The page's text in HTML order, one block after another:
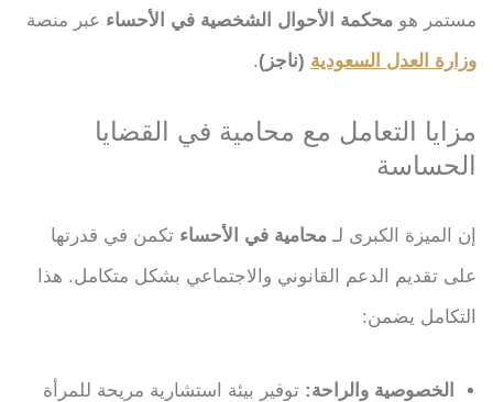
مستمر هو محكمة الأحوال الشخصية في الأحساء عبر منصة
وزارة العدل السعودية (ناجز).
مزايا التعامل مع محامية في القضايا
الحساسة
إن الميزة الكبرى لـ محامية في الأحساء تكمن في قدرتها
على تقديم الدعم القانوني والاجتماعي بشكل متكامل. هذا
التكامل يضمن:
الخصوصية والراحة: توفير بيئة استشارية مريحة للمرأة